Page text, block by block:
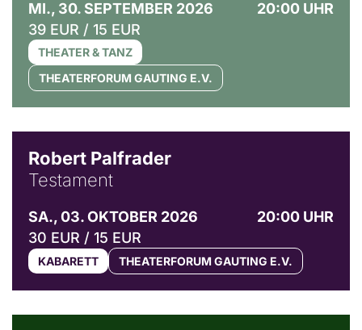
MI., 30. SEPTEMBER 2026
20:00 UHR
39 EUR / 15 EUR
THEATER & TANZ
THEATERFORUM GAUTING E.V.
Robert Palfrader
Testament
SA., 03. OKTOBER 2026
20:00 UHR
30 EUR / 15 EUR
KABARETT THEATERFORUM GAUTING E.V.